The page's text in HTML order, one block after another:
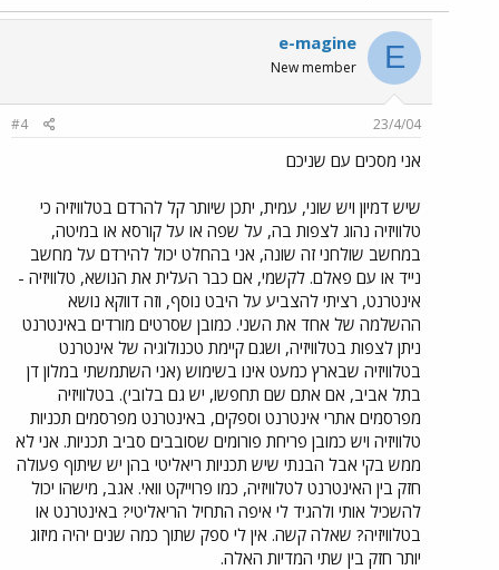
E
e-magine
New member
23/4/04
#4
אני מסכים עם שניכם
שיש דמיון ויש שוני, עמית, יתכן שיותר קל להרדם בטלוויזיה כי
טלוויזיה נהוג לצפות בה, על שפה או על קורסא או במיטה,
במחשב שולחני זה שונה, אני בהחלט יכול להירדם על מחשב
נייד או עם פאלם. לקשמי, אם כבר העלית את הנושא, טלוויזיה -
אינטרנט, רציתי להצביע על היבט נוסף, וזה דווקא נושא
ההשלמה של אחד את השני. כמובן שסרטים מורדים באינטרנט
ניתן לצפות בטלוויזיה, ושגם קיימת טכנולוגיה של אינטרנט
בטלוויזיה שבארץ כמעט אינו בשימוש (אני השתמשתי במלון דן
בתל אביב, אם אתם שם תחפשו, יש גם בלובי). בטלוויזיה
מפרסמים אתרי אינטרנט וספקים, באינטרנט מפרסמים תכניות
טלוויזיה ויש כמובן פריחת פורומים שסובבים סביב תכניות. אני לא
ממש בקי אבל הבנתי שיש תכניות ריאליטי בהן יש שיתוף פעולה
חזק בין האינטרנט לטלוויזיה, כמו פרוייקט וואי. אגב, מישהו יכול
להשכיל אותי ולהגיד לי איפה התחיל הריאליטי? באינטרנט או
בטלוויזיה? שאלה קשה. אין לי ספק שתוך כמה שנים יהיה מיזוג
יותר חזק בין שתי המדיות האלה.